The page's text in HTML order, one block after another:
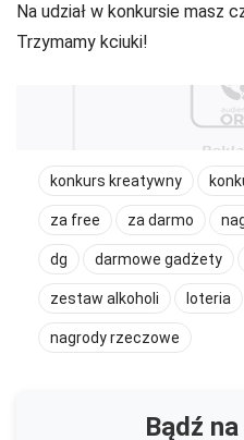
Na udział w konkursie masz
Trzymamy kciuki!
konkurs kreatywny
za free za darmo
dg darmowe gadżety
zestaw alkoholi loteria
nagrody rzeczowe
Bądź